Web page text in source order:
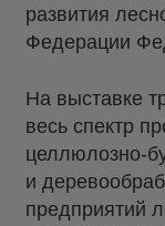
развития
Федерации
На выставке
весь спектр
целлюлозно-
и
предприятий